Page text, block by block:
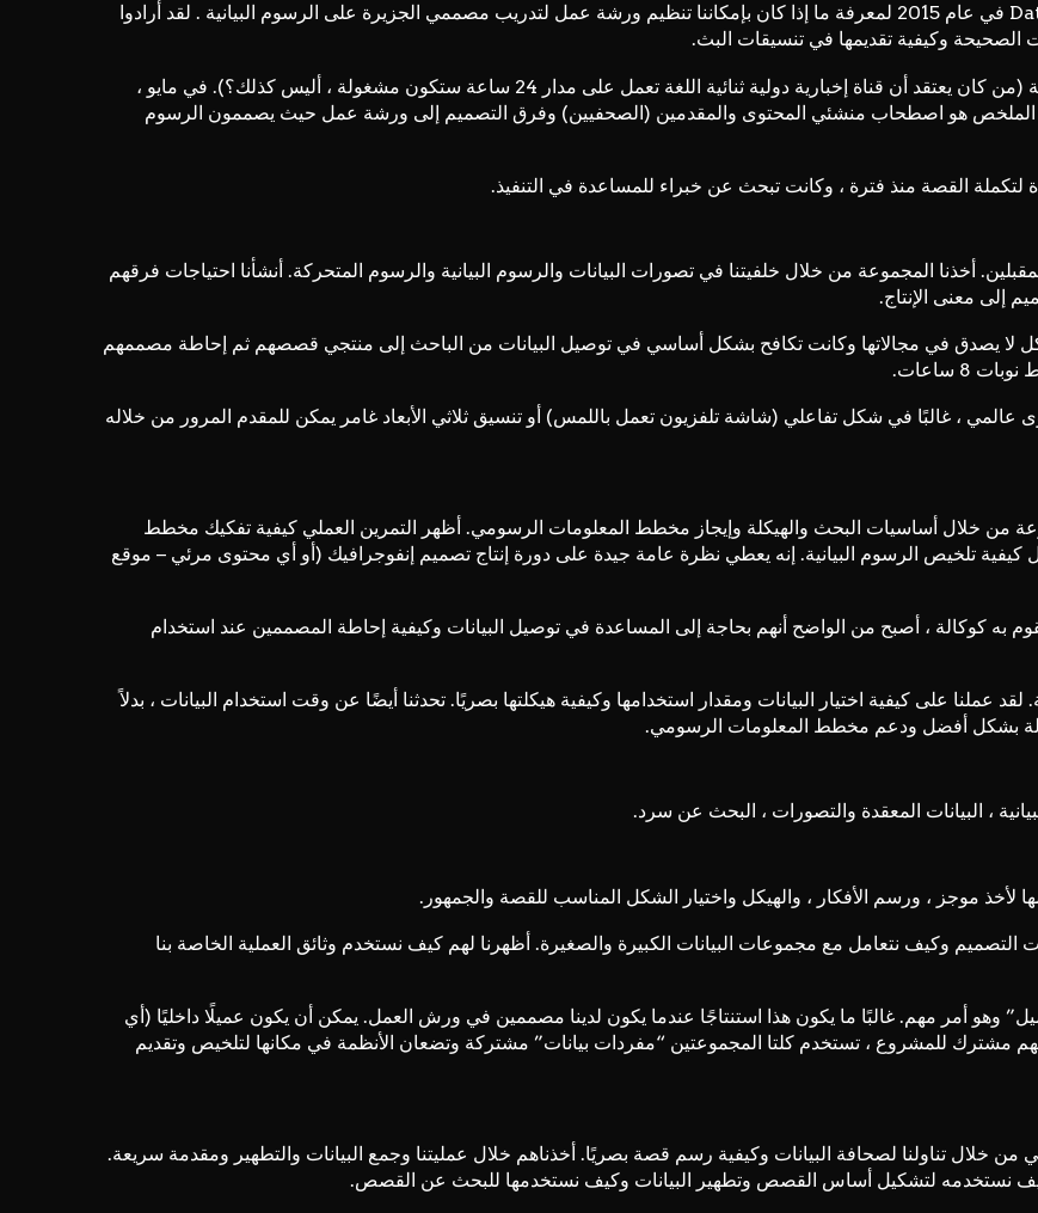
ورشة عمل لتدريب مصممي الجزيرة على الرسوم البيانية . لقد أرادوا
الصحيحة وكيفية تقديمها في تنسيقات البث.
استغرق الأمر حتى عام 2017 حتى يتم فرز الخدمات اللوجستية (من كان يعتقد أن قناة إخبارية دولية ثنائية اللغة تعمل على مدار 24 ساعة ستكون مشغولة ، أليس كذلك؟). في مايو ،
هو اصطحاب منشئي المحتوى والمقدمين (الصحفيين) وفرق التصميم إلى ورشة عمل حيث يصممون الرسوم
لتكملة القصة منذ فترة ، وكانت تبحث عن خبراء للمساعدة في التنفيذ.
أخذنا المجموعة من خلال خلفيتنا في تصورات البيانات والرسوم البيانية والرسوم المتحركة. أنشأنا احتياجات فرقهم
إلى معنى الإنتاج.
لا يصدق في مجالاتها وكانت تكافح بشكل أساسي في توصيل البيانات من الباحث إلى منتجي قصصهم ثم إحاطة مصممهم
8 ساعات.
عالمي ، غالبًا في شكل تفاعلي (شاشة تلفزيون تعمل باللمس) أو تنسيق ثلاثي الأبعاد غامر يمكن للمقدم المرور من خلاله
من خلال أساسيات البحث والهيكلة وإيجاز مخطط المعلومات الرسومي. أظهر التمرين العملي كيفية تفكيك مخطط
تلخيص الرسوم البيانية. إنه يعطي نظرة عامة جيدة على دورة إنتاج تصميم إنفوجرافيك (أو أي محتوى مرئي – موقع
به كوكالة ، أصبح من الواضح أنهم بحاجة إلى المساعدة في توصيل البيانات وكيفية إحاطة المصممين عند استخدام
عملنا على كيفية اختيار البيانات ومقدار استخدامها وكيفية هيكلتها بصريًا. تحدثنا أيضًا عن وقت استخدام البيانات ، بدلاً
بشكل أفضل ودعم مخطط المعلومات الرسومي.
، البيانات المعقدة والتصورات ، البحث عن سرد.
لأخذ موجز ، ورسم الأفكار ، والهيكل واختيار الشكل المناسب للقصة والجمهور.
وكيف نتعامل مع مجموعات البيانات الكبيرة والصغيرة. أظهرنا لهم كيف نستخدم وثائق العملية الخاصة بنا
وهو أمر مهم. غالبًا ما يكون هذا استنتاجًا عندما يكون لدينا مصممين في ورش العمل. يمكن أن يكون عميلًا داخليًا (أي
للمشروع ، تستخدم كلتا المجموعتين “مفردات بيانات” مشتركة وتضعان الأنظمة في مكانها لتلخيص وتقديم
من خلال تناولنا لصحافة البيانات وكيفية رسم قصة بصريًا. أخذناهم خلال عمليتنا وجمع البيانات والتطهير ومقدمة سريعة.